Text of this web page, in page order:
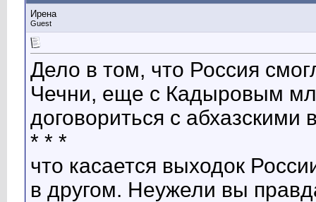
Ирена
Guest
Дело в том, что Россия
Чечни, еще с Кадыровым
договориться с
* * *
что касается выходок
в другом. Неужели вы